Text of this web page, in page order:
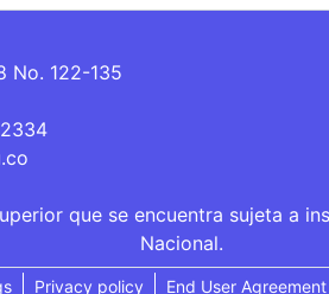
No. 122-135
que se encuentra sujeta a
Nacional.
Privacy policy End User Agreement